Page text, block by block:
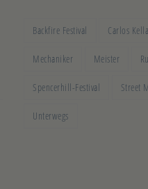
Backfire Festival Carlos Kella
Mechaniker Meister
Spencerhill-Festival Street
Unterwegs